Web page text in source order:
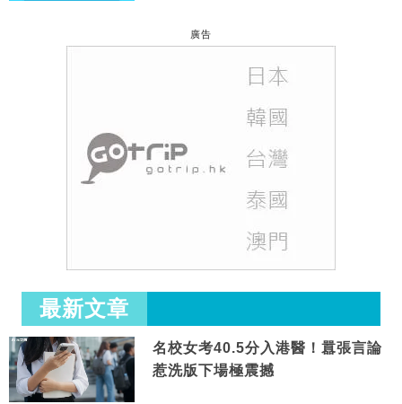
廣告
最新文章
名校女考40.5分入港醫！囂張言論
惹洗版下場極震撼